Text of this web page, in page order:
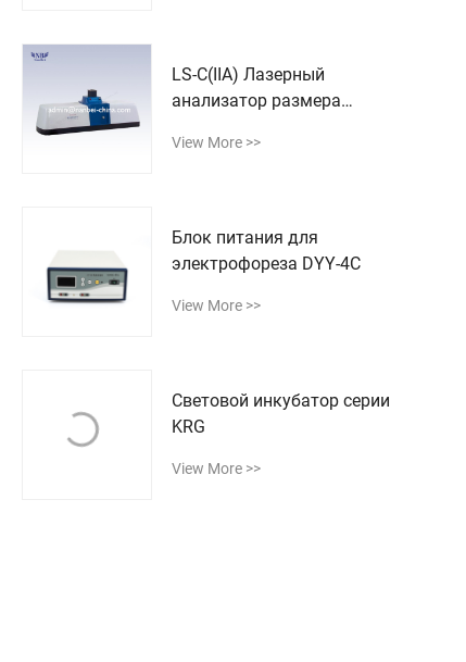
LS-C(IIA) Лазерный
анализатор размера
View More >>
Блок питания для
электрофореза DYY-4C
View More >>
Световой инкубатор серии
KRG
View More >>